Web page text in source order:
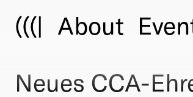
(((| About
Neues CCA-